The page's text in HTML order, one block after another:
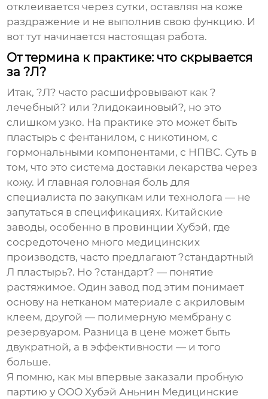
отклеивается через сутки, оставляя на коже
раздражение и не выполнив свою функцию. И
вот тут начинается настоящая работа.
От термина к практике: что скрывается
за ?Л?
Итак, ?Л? часто расшифровывают как ?
лечебный? или ?лидокаиновый?, но это
слишком узко. На практике это может быть
пластырь с фентанилом, с никотином, с
гормональными компонентами, с НПВС. Суть в
том, что это система доставки лекарства через
кожу. И главная головная боль для
специалиста по закупкам или технолога — не
запутаться в спецификациях. Китайские
заводы, особенно в провинции Хубэй, где
сосредоточено много медицинских
производств, часто предлагают ?стандартный
Л пластырь?. Но ?стандарт? — понятие
растяжимое. Один завод под этим понимает
основу на нетканом материале с акриловым
клеем, другой — полимерную мембрану с
резервуаром. Разница в цене может быть
двукратной, а в эффективности — и того
больше.
Я помню, как мы впервые заказали пробную
партию у ООО Хубэй Аньнин Медицинские